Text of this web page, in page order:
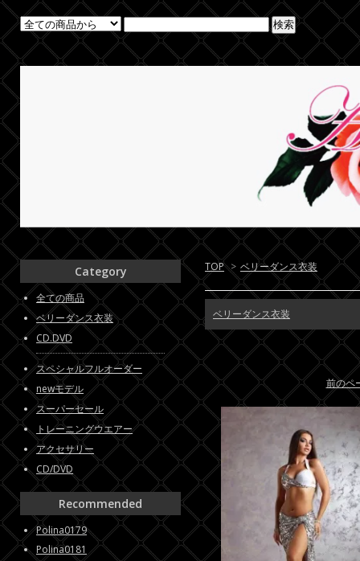
TOP > ベリーダンス衣装
ベリーダンス衣装
前のペ
Category
全ての商品
ベリーダンス衣装
CD.DVD
スペシャルフルオーダー
newモデル
スーパーセール
トレーニングウエアー
アクセサリー
CD/DVD
Recommended
Polina0179
Polina0181